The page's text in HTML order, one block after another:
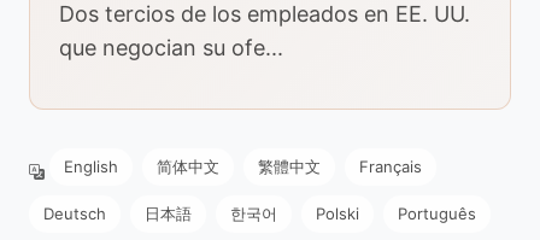
Dos tercios de los empleados en EE. UU.
que negocian su ofe...
English 简体中文 繁體中文 Français
Deutsch 日本語 한국어 Polski Português